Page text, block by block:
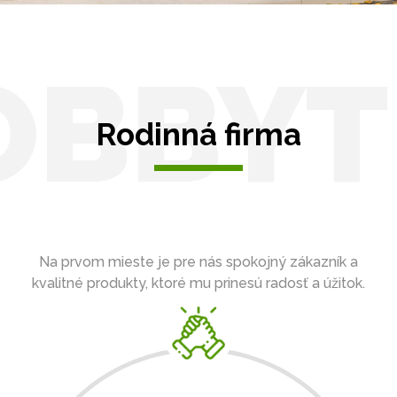
Rodinná firma
Na prvom mieste je pre nás spokojný zákazník a
kvalitné produkty, ktoré mu prinesú radosť a úžitok.